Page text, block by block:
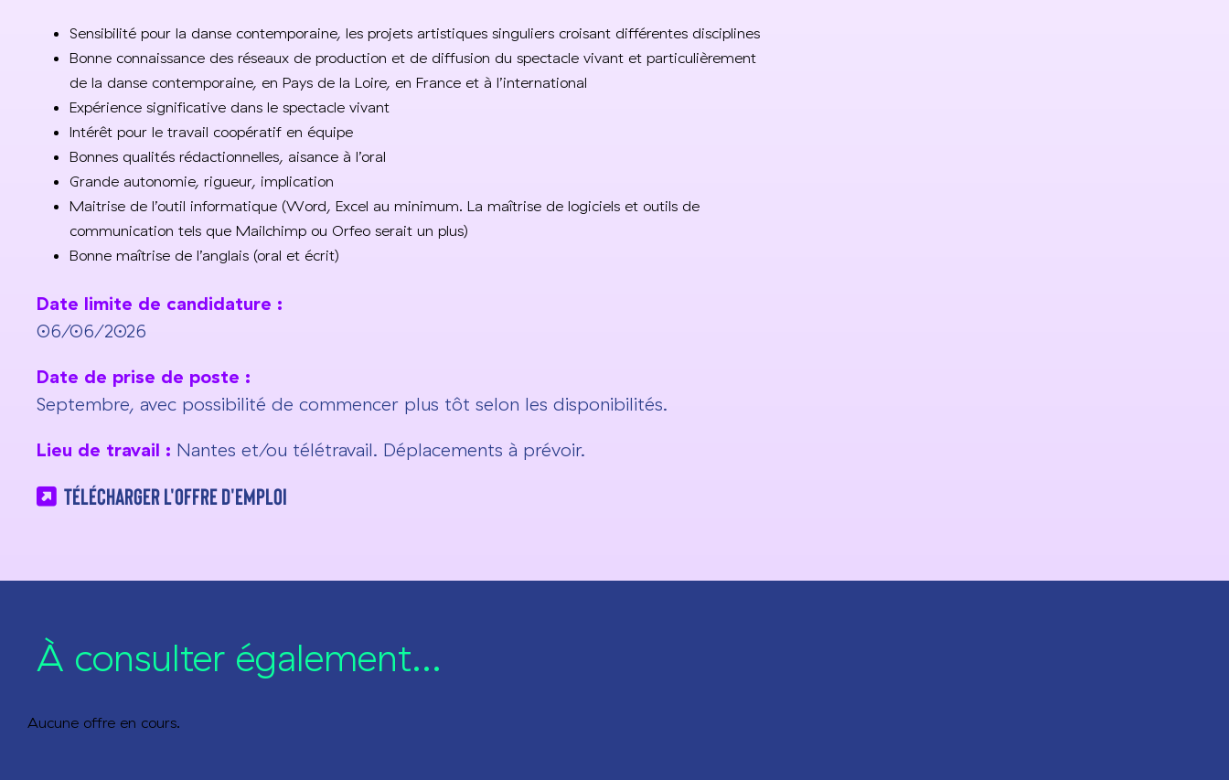
Sensibilité pour la danse contemporaine, les projets artistiques singuliers croisant différentes disciplines
Bonne connaissance des réseaux de production et de diffusion du spectacle vivant et particulièrement
de la danse contemporaine, en Pays de la Loire, en France et à l’international
Expérience significative dans le spectacle vivant
Intérêt pour le travail coopératif en équipe
Bonnes qualités rédactionnelles, aisance à l’oral
Grande autonomie, rigueur, implication
Maitrise de l’outil informatique (Word, Excel au minimum. La maîtrise de logiciels et outils de
communication tels que Mailchimp ou Orfeo serait un plus)
Bonne maîtrise de l’anglais (oral et écrit)
Date limite de candidature :
06/06/2026
Date de prise de poste :
Septembre, avec possibilité de commencer plus tôt selon les disponibilités.
Lieu de travail : Nantes et/ou télétravail. Déplacements à prévoir.
Télécharger l'offre d'emploi
À consulter également...
Aucune offre en cours.